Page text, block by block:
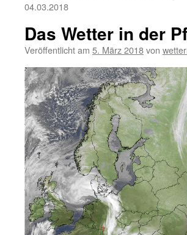
04.03.2018
Das Wetter in der
Veröffentlicht am 5. März 2018von